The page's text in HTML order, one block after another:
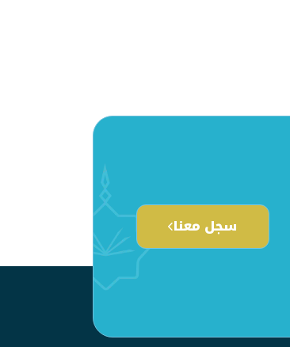
سجل معنا